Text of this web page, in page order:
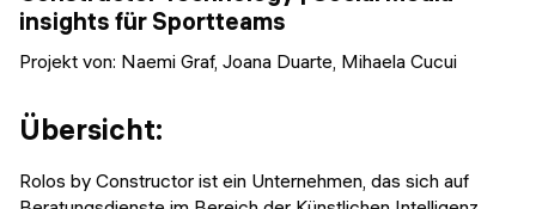
KURZKURSE
Generative KI meistern
Python Programmierung
KOSTENLOSE RESSOURCEN
Veranstaltungen
Abschlussprojekte
Alumni Geschichten
insights für Sportteams
Projekt von: Naemi Graf, Joana Duarte, Mihaela Cucui
Übersicht:
Rolos by Constructor ist ein Unternehmen, das sich auf